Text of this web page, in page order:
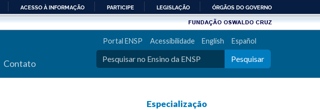
ACESSO À INFORMAÇÃO PARTICIPE LEGISLAÇÃO ÓRGÃOS DO GOVERNO
Contato
Portal ENSP Acessibilidade English Español
Pesquisar
Especialização